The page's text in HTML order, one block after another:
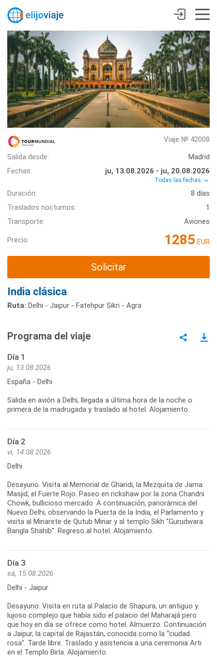
Viaje № 42008
Salida desde:
Madrid
Fechas:
ju, 13.08.2026 - ju, 20.08.2026
Todas las fechas
Duración:
8 días
Traslados nocturnos:
1
Transporte:
Aviones
Precio: 1285 EUR
Solicitar
India clásica
Ruta: Delhi - Jaipur - Fatehpur Sikri - Agra
Programa del viaje
Día 1
ju, 13.08.2026
España - Delhi
Salida en avión a Delhi, llegada a última hora de la noche o
primera de la madrugada y traslado al hotel. Alojamiento.
Día 2
vi, 14.08.2026
Delhi
Desayuno. Visita al Memorial de Ghandi, la Mezquita de Jama
Masjid, el Fuerte Rojo. Paseo en rickshaw por la zona Chandni
Chowk, bullicioso mercado. A continuación, panorámica del
Nuevo Delhi, observando la Puerta de la India, el Parlamento y
visita al Minarete de Qutub Minar y al templo Sikh “Gurudwara
Bangla Shahib”. Regreso al hotel. Alojamiento.
Día 3
sá, 15.08.2026
Delhi - Jaipur
Desayuno. Visita en ruta al Palacio de Shapura, un antiguo y
lujoso complejo que había sido el palacio del Maharajá pero
que hoy en día se ofrece como hotel. Almuerzo. Continuación
a Jaipur, la capital de Rajastán, conocida como la “ciudad
rosa”. Tarde libre. Traslado y asistencia a una ceremonia Arti
en el Templo Birla. Alojamiento.